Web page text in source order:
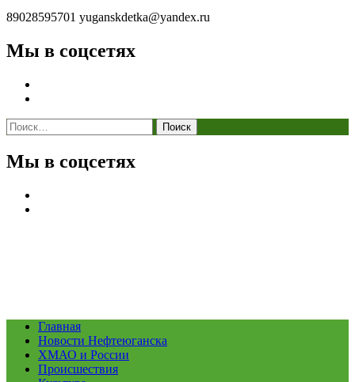
89028595701 yuganskdetka@yandex.ru
Мы в соцсетях
Найти:
Мы в соцсетях
Главная
Новости Нефтеюганска
ХМАО и России
Происшествия